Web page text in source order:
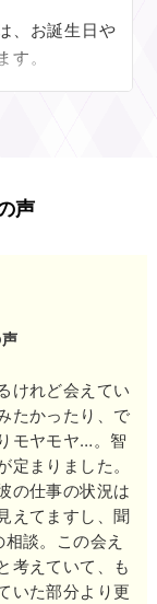
と心がけてお
すね。
、お誕生日や
。
……そのご不
伝えてくださ
ともに次のビ
バイス」をお
心がけについ
路をリードし
事者など「普
方からの支持
は智子先生し
う方も数多く
声
けれど会えてい
たかったり、で
モヤモヤ…。智
まりました。
の仕事の状況は
えてますし、聞
談。この会え
考えていて、も
いた部分より更